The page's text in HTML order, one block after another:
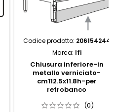
Codice prodotto: 206154244
Marca: Ifi
Chiusura inferiore-in
metallo verniciato-
cm112.5x11.8h-per
retrobanco
(0)